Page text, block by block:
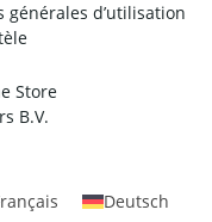
générales d’utilisation
Store
B.V.
Deutsch